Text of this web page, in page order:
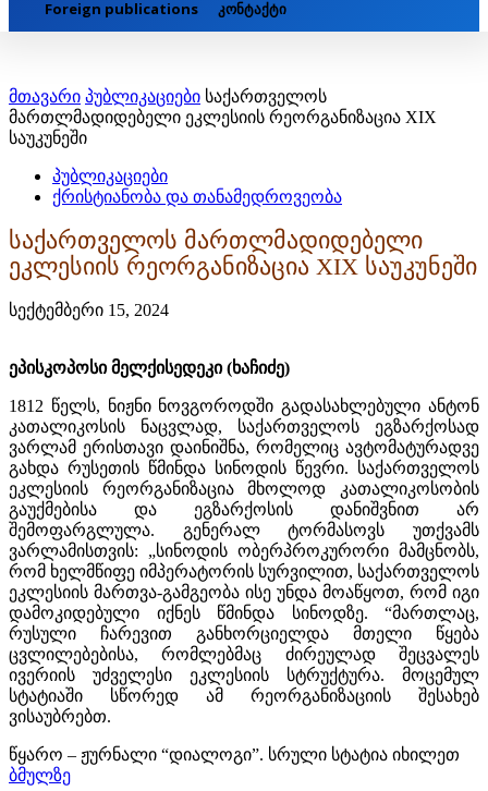
Foreign publications კონტაქტი
მთავარი პუბლიკაციები საქართველოს
მართლმადიდებელი ეკლესიის რეორგანიზაცია XIX
საუკუნეში
პუბლიკაციები
ქრისტიანობა და თანამედროვეობა
საქართველოს მართლმადიდებელი
ეკლესიის რეორგანიზაცია XIX საუკუნეში
სექტემბერი 15, 2024
ეპისკოპოსი მელქისედეკი (ხაჩიძე)
1812 წელს, ნიჟნი ნოვგოროდში გადასახლებული ანტონ
კათალიკოსის ნაცვლად, საქართველოს ეგზარქოსად
ვარლამ ერისთავი დაინიშნა, რომელიც ავტომატურადვე
გახდა რუსეთის წმინდა სინოდის წევრი. საქართველოს
ეკლესიის რეორგანიზაცია მხოლოდ კათალიკოსობის
გაუქმებისა და ეგზარქოსის დანიშვნით არ
შემოფარგლულა. გენერალ ტორმასოვს უთქვამს
ვარლამისთვის: „სინოდის ობერპროკურორი მამცნობს,
რომ ხელმწიფე იმპერატორის სურვილით, საქართველოს
ეკლესიის მართვა-გამგეობა ისე უნდა მოაწყოთ, რომ იგი
დამოკიდებული იქნეს წმინდა სინოდზე. “მართლაც,
რუსული ჩარევით განხორციელდა მთელი წყება
ცვლილებებისა, რომლებმაც ძირეულად შეცვალეს
ივერიის უძველესი ეკლესიის სტრუქტურა. მოცემულ
სტატიაში სწორედ ამ რეორგანიზაციის შესახებ
ვისაუბრებთ.
წყარო – ჟურნალი “დიალოგი”. სრული სტატია იხილეთ
ბმულზე